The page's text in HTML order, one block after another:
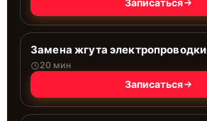
Записаться
Замена жгута электропроводки
20 мин
Записаться